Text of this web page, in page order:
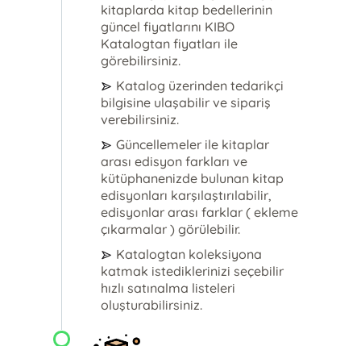
kitaplarda kitap bedellerinin
güncel fiyatlarını KIBO
Katalogtan fiyatları ile
görebilirsiniz.
Katalog üzerinden tedarikçi
bilgisine ulaşabilir ve sipariş
verebilirsiniz.
Güncellemeler ile kitaplar
arası edisyon farkları ve
kütüphanenizde bulunan kitap
edisyonları karşılaştırılabilir,
edisyonlar arası farklar ( ekleme
çıkarmalar ) görülebilir.
Katalogtan koleksiyona
katmak istediklerinizi seçebilir
hızlı satınalma listeleri
oluşturabilirsiniz.